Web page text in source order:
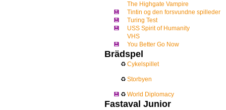
The Highgate Vampire
💾
Tintin og den forsvundne spilleder
💾
Turing Test
💾
USS Spirit of Humanity
VHS
💾
You Better Go Now
Brädspel
♻ Cykelspillet
♻ Storbyen
💾 ♻ World Diplomacy
Fastaval Junior